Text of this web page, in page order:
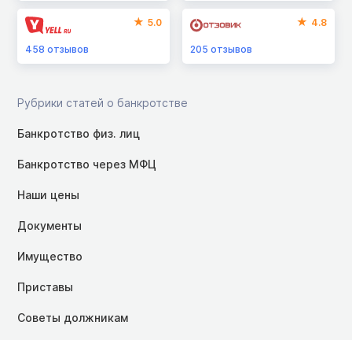
5.0
458 отзывов
4.8
205отзывов
Рубрики статей о банкротстве
Банкротство физ. лиц
Банкротство через МФЦ
Наши цены
Документы
Имущество
Приставы
Советы должникам